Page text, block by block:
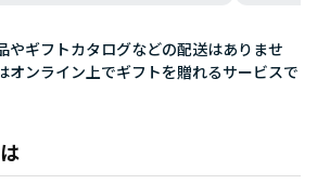
ギフトカタログなどの配送はありませ
オンライン上でギフトを贈れるサービスで